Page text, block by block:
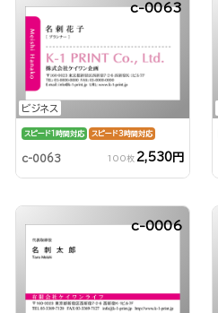
ビジネス
c-0063
スピード1時間対応 スピード3時間対応
c-0063 100枚 2,530円
c-0006